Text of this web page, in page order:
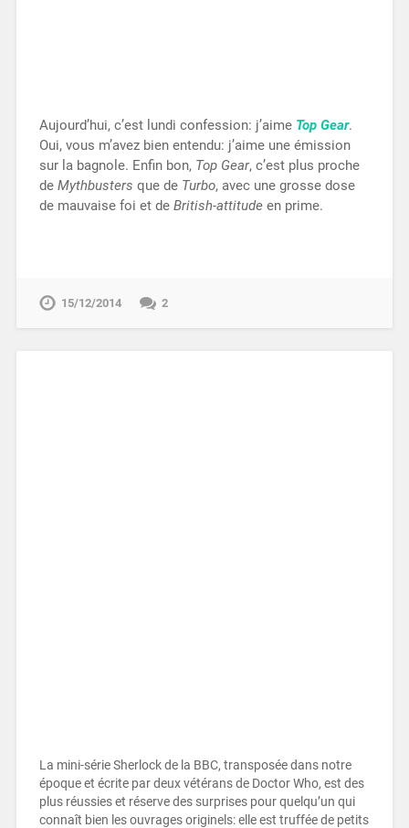
Aujourd’hui, c’est lundi confession: j’aime Top Gear.
Oui, vous m’avez bien entendu: j’aime une émission
sur la bagnole. Enfin bon, Top Gear, c’est plus proche
de Mythbusters que de Turbo, avec une grosse dose
de mauvaise foi et de British-attitudeen prime.
15/12/2014 2
La mini-série Sherlock de la BBC, transposée dans notre
époque et écrite par deux vétérans de Doctor Who, est des
plus réussies et réserve des surprises pour quelqu’un qui
connaît bien les ouvrages originels: elle est truffée de petits